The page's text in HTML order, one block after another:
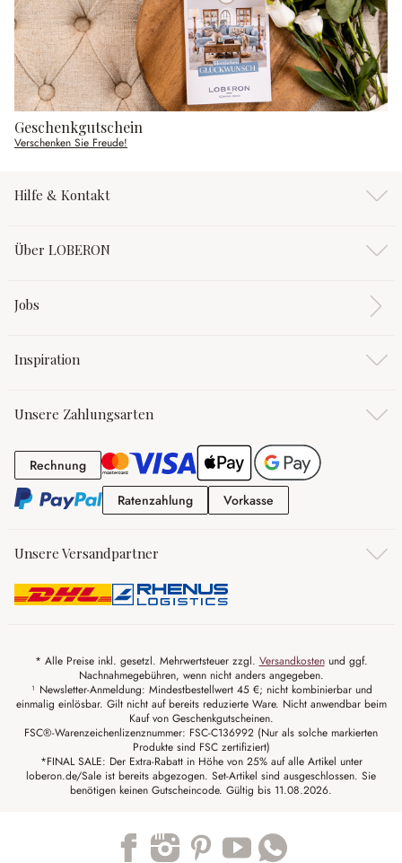
Geschenkgutschein
Verschenken Sie Freude!
Hilfe & Kontakt
Über LOBERON
Jobs
Inspiration
Unsere Zahlungsarten
RechnungRechnung
RatenzahlungRatenzahlung
Vorkasse
Unsere Versandpartner
* Alle Preise inkl. gesetzl. Mehrwertsteuer zzgl. Versandkostenund ggf.
Nachnahmegebühren, wenn nicht anders angegeben.
¹ Newsletter-Anmeldung: Mindestbestellwert 45 €; nicht kombinierbar und
einmalig einlösbar. Gilt nicht auf bereits reduzierte Ware. Nicht anwendbar beim
Kauf von Geschenkgutscheinen.
FSC®-Warenzeichenlizenznummer: FSC-C136992 (Nur als solche markierten
Produkte sind FSC zertifiziert)
*FINAL SALE: Der Extra-Rabatt in Höhe von 25% auf alle Artikel unter
loberon.de/Sale ist bereits abgezogen. Set-Artikel sind ausgeschlossen. Sie
benötigen keinen Gutscheincode. Gültig bis 11.08.2026.